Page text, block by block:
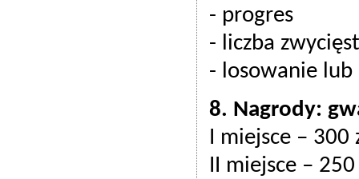
- progres
- liczba
- losowanie lub
8. Nagrody:
I miejsce – 300
II miejsce – 250